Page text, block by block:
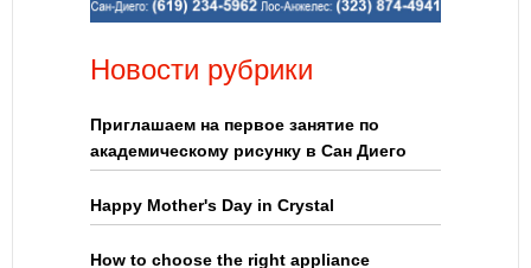
Новости рубрики
Приглашаем на первое занятие по
академическому рисунку в Сан Диего
Happy Mother's Day in Crystal
How to choose the right appliance